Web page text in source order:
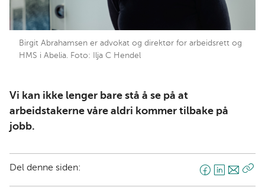
Birgit Abrahamsen er advokat og direktør for arbeidsrett og
HMS i Abelia. Foto: Ilja C Hendel
Vi kan ikke lenger bare stå å se på at
arbeidstakerne våre aldri kommer tilbake på
jobb.
Del denne siden:
F
L
E